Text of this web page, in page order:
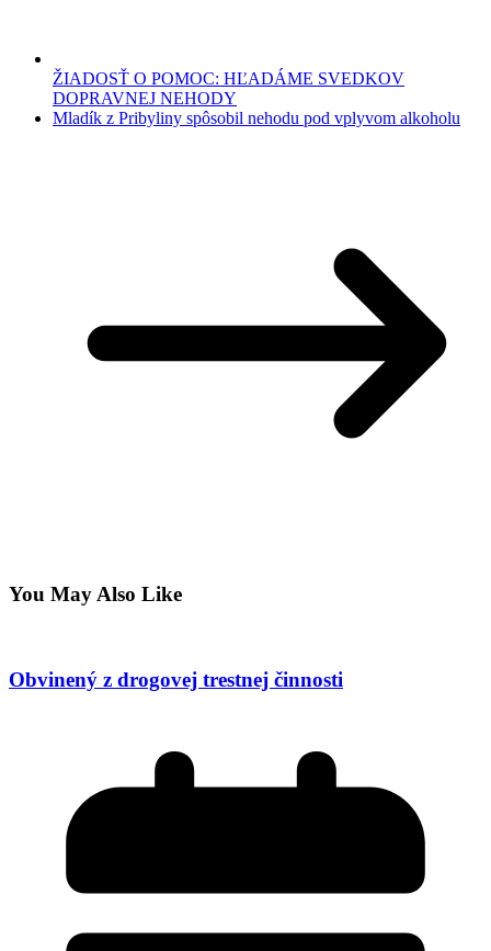
ŽIADOSŤ O POMOC: HĽADÁME SVEDKOV
DOPRAVNEJ NEHODY
Mladík z Pribyliny spôsobil nehodu pod vplyvom alkoholu
You May Also Like
Obvinený z drogovej trestnej činnosti